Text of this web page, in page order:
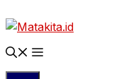
ke
isi